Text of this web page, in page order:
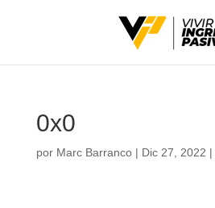
0x0
por Marc Barranco| Dic 27, 2022 |